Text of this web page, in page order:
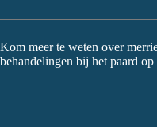
Kom meer te weten over
behandelingen bij het paard op